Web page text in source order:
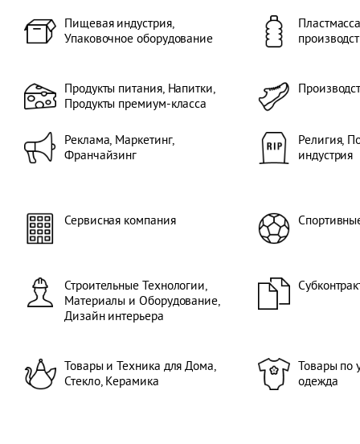
Пищевая индустрия,
Упаковочное оборудование
Продукты питания, Напитки,
Продукты премиум-класса
Реклама, Маркетинг,
Франчайзинг
Религия,
индустрия
Сервисная компания
Строительные Технологии,
Материалы и Оборудование,
Дизайн интерьера
Товары и Техника для Дома,
Стекло, Керамика
Товары по
одежда